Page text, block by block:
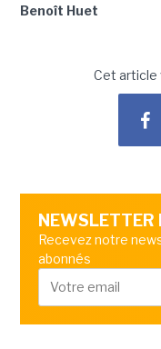
Benoît Huet
Cet article
NEWSLETTER
Recevez notre
abonnés